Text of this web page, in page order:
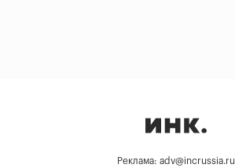
Реклама: adv@incrussia.ru